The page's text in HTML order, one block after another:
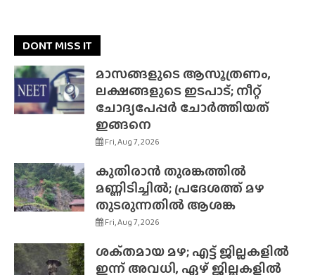
DONT MISS IT
മാസങ്ങളുടെ ആസൂത്രണം,
ലക്ഷങ്ങളുടെ ഇടപാട്; നീറ്റ്
ചോദ്യപേപ്പർ ചോർത്തിയത്
ഇങ്ങനെ
Fri, Aug 7, 2026
കുതിരാൻ തുരങ്കത്തിൽ
മണ്ണിടിച്ചിൽ; പ്രദേശത്ത് മഴ
തുടരുന്നതിൽ ആശങ്ക
Fri, Aug 7, 2026
ശക്‌തമായ മഴ; എട്ട് ജില്ലകളിൽ
ഇന്ന് അവധി, ഏഴ് ജില്ലകളിൽ